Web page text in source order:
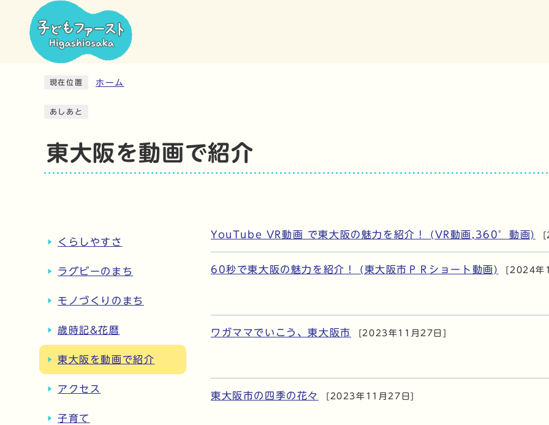
現在位置 ホーム
あしあと
東大阪を動画で紹介
YouTube VR動画 で東大阪の魅力を紹介！ (VR動画,360°動画)
60秒で東大阪の魅力を紹介！ (東大阪市ＰＲショート動画) [2024年
ワガママでいこう、東大阪市 [2023年11月27日]
東大阪市の四季の花々 [2023年11月27日]
くらしやすさ
ラグビーのまち
モノづくりのまち
歳時記&花暦
東大阪を動画で紹介
アクセス
子育て